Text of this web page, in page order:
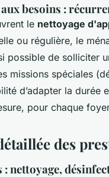
besoins :
le nettoyage
ou régulière, le
possible de solliciter
missions spéciales
d’adapter la durée
pour chaque
des
nettoyage,